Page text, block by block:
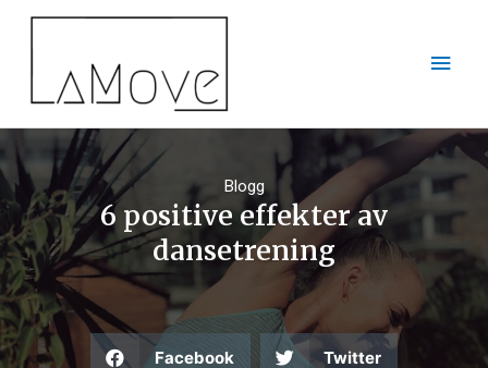
Blogg
6 positive effekter av
dansetrening
Facebook Twitter